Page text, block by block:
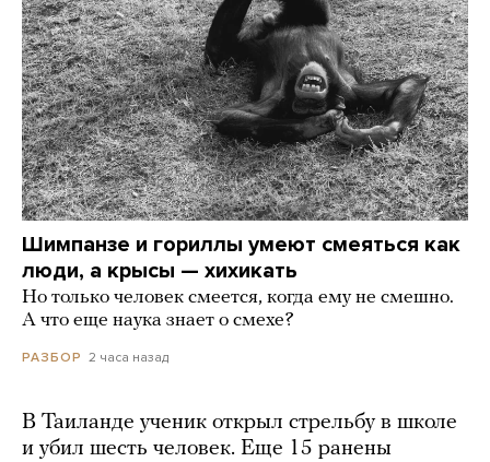
Шимпанзе и гориллы умеют смеяться как
люди, а крысы — хихикать
Но только человек смеется, когда ему не смешно.
А что еще наука знает о смехе?
РАЗБОР 2 часа назад
В Таиланде ученик открыл стрельбу в школе
и убил шесть человек. Еще 15 ранены